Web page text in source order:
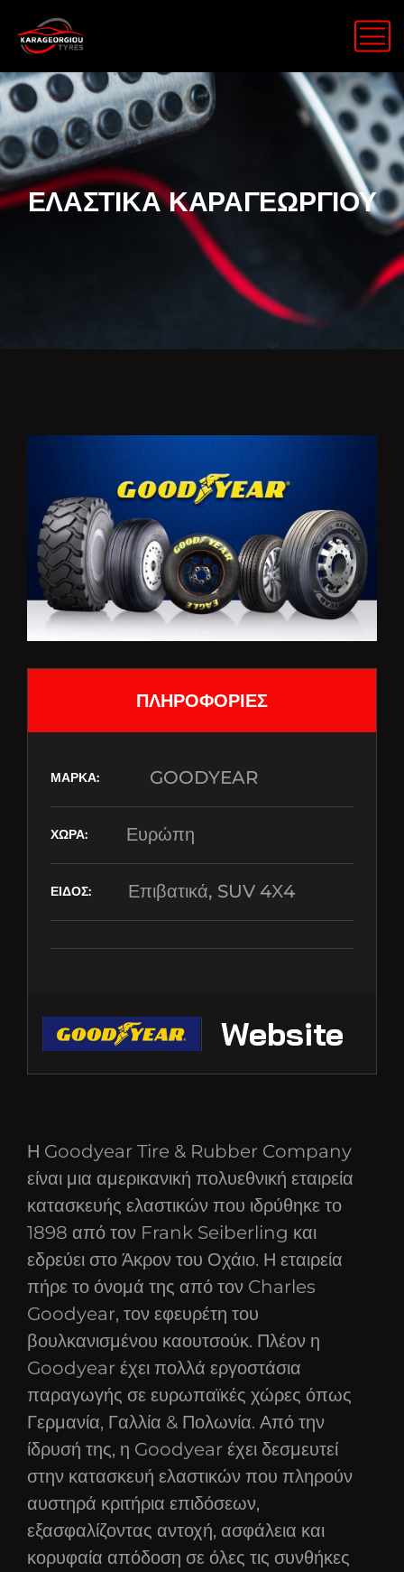
ΕΛΑΣΤΙΚΑ ΚΑΡΑΓΕΩΡΓΙΟΥ
ΠΛΗΡΟΦΟΡΙΕΣ
GOODYEAR
Ευρώπη
Επιβατικά, SUV 4Χ4
Website
Η Goodyear Tire & Rubber Company
είναι μια αμερικανική πολυεθνική εταιρεία
κατασκευής ελαστικών που ιδρύθηκε το
1898 από τον Frank Seiberling και
εδρεύει στο Άκρον του Οχάιο. Η εταιρεία
πήρε το όνομά της από τον Charles
Goodyear, τον εφευρέτη του
βουλκανισμένου καουτσούκ. Πλέον η
Goodyear έχει πολλά εργοστάσια
παραγωγής σε ευρωπαϊκές χώρες όπως
Γερμανία, Γαλλία & Πολωνία. Από την
ίδρυσή της, η Goodyear έχει δεσμευτεί
στην κατασκευή ελαστικών που πληρούν
αυστηρά κριτήρια επιδόσεων,
εξασφαλίζοντας αντοχή, ασφάλεια και
κορυφαία απόδοση σε όλες τις συνθήκες